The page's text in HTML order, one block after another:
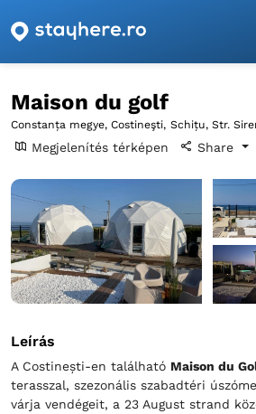
Főoldal
Maison du golf
Constanța megye, Costineşti, Schițu, Str.
Megjelenítés térképen Share
Leírás
A Costinești-en található Maison du
terasszal, szezonális szabadtéri
várja vendégeit, a 23 August strand